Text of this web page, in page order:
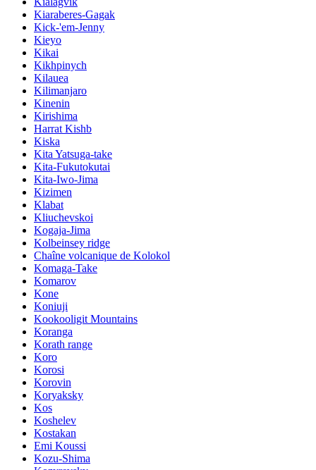
Kiaraberes-Gagak
Kick-'em-Jenny
Kieyo
Kikai
Kikhpinych
Kilauea
Kilimanjaro
Kinenin
Kirishima
Harrat Kishb
Kiska
Kita Yatsuga-take
Kita-Fukutokutai
Kita-Iwo-Jima
Kizimen
Klabat
Kliuchevskoi
Kogaja-Jima
Kolbeinsey ridge
Chaîne volcanique de Kolokol
Komaga-Take
Komarov
Kone
Koniuji
Kookooligit Mountains
Koranga
Korath range
Koro
Korosi
Korovin
Koryaksky
Kos
Koshelev
Kostakan
Emi Koussi
Kozu-Shima